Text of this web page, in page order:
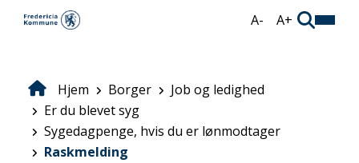
A- A+
Brødkrumme
Hjem Borger
Job og ledighed
Er du blevet syg
Sygedagpenge, hvis du er lønmodtager
Raskmelding